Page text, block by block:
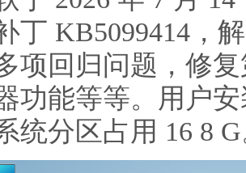
丁 KB5099414，
项回归问题，修
功能等等。用户
统分区占用 16 8